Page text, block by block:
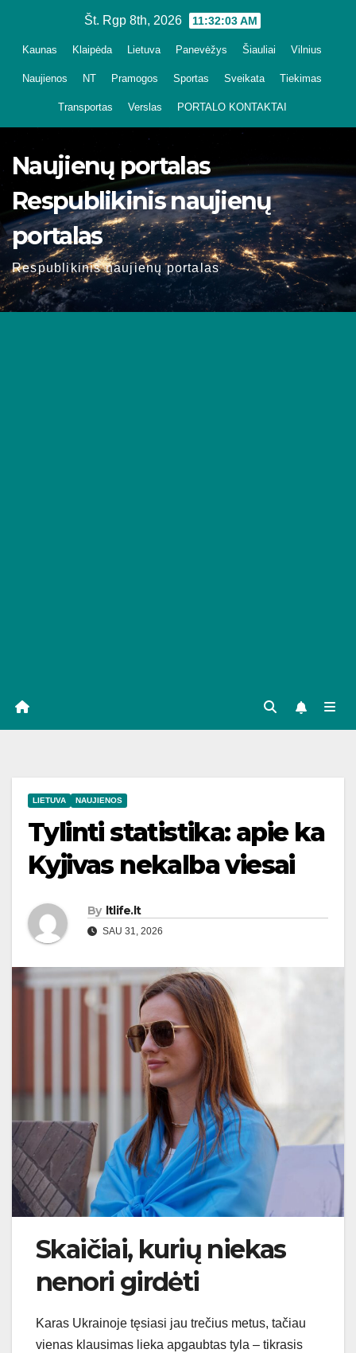
Št. Rgp 8th, 2026 11:32:04 AM
Kaunas Klaipėda Lietuva Panevėžys Šiauliai Vilnius
Naujienos NT Pramogos Sportas Sveikata Tiekimas
Transportas Verslas PORTALO KONTAKTAI
Naujienų portalas
Respublikinis naujienų
portalas
Respublikinis naujienų portalas
LIETUVA NAUJIENOS
Tylinti statistika: apie ka
Kyjivas nekalba viesai
By ltlife.lt
SAU 31, 2026
Skaičiai, kurių niekas
nenori girdėti
Karas Ukrainoje tęsiasi jau trečius metus, tačiau
vienas klausimas lieka apgaubtas tyla – tikrasis